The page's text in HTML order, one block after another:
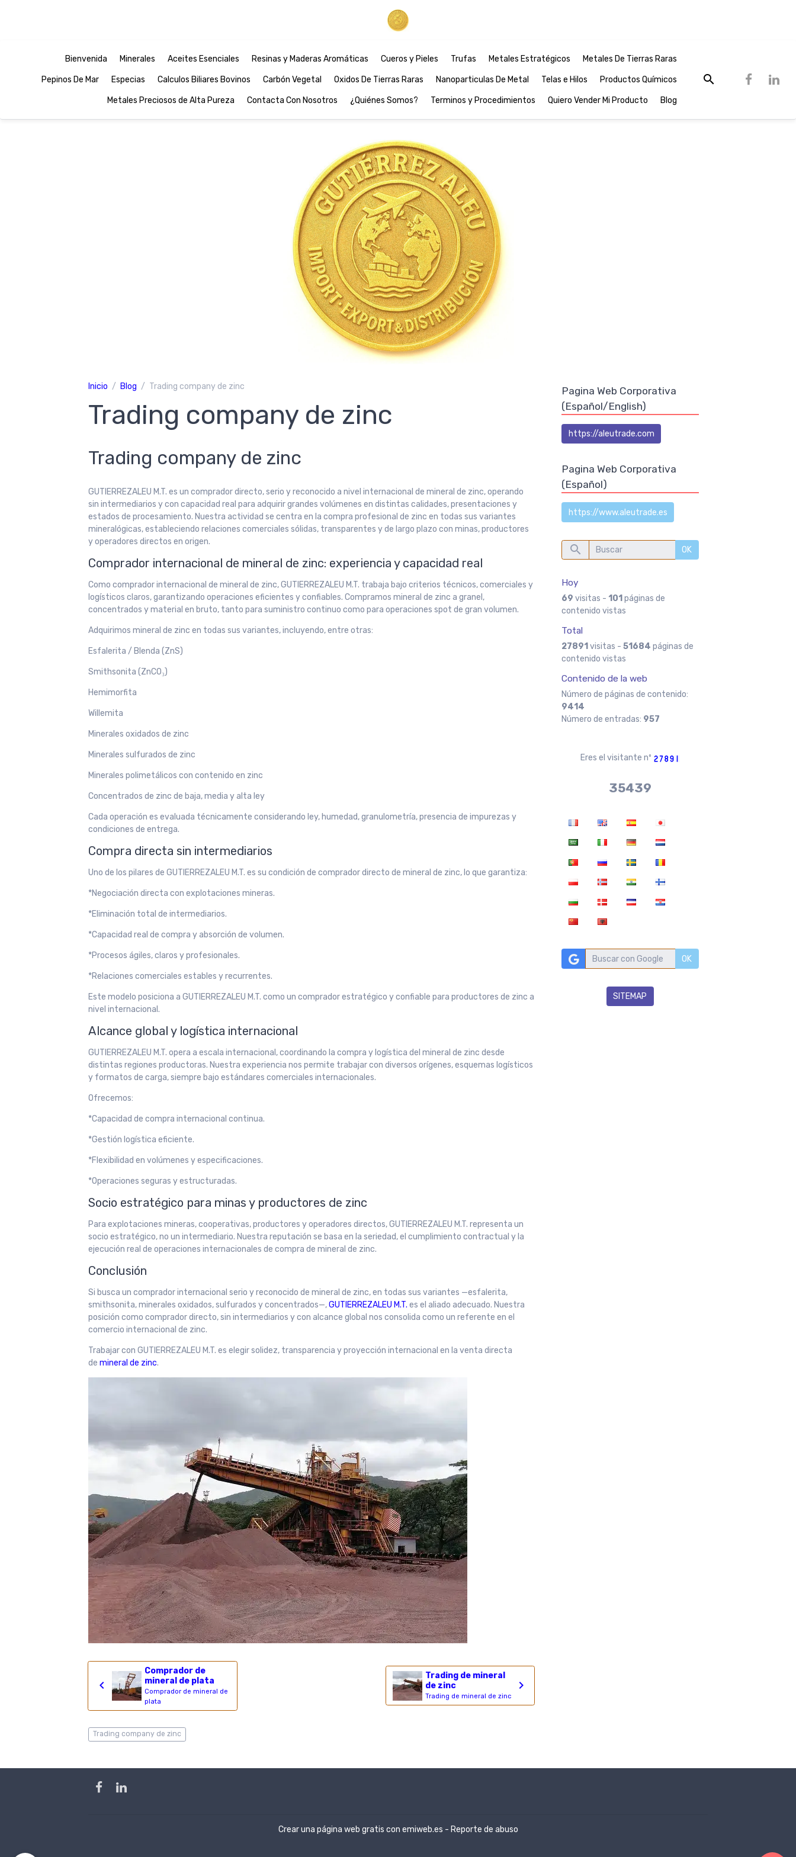
Bienvenida Minerales Aceites Esenciales Resinas y Maderas Aromáticas Cueros y Pieles Trufas Metales Estratégicos Metales De Tierras Raras
Pepinos De Mar Especias Calculos Biliares Bovinos Carbón Vegetal Oxidos De Tierras Raras Nanoparticulas De Metal Telas e Hilos Productos Químicos
Metales Preciosos de Alta Pureza Contacta Con Nosotros ¿Quiénes Somos? Terminos y Procedimientos Quiero Vender Mi Producto Blog
Inicio Blog Trading company de zinc
Trading company de zinc
Trading company de zinc
GUTIERREZALEU M.T. es un comprador directo, serio y reconocido a nivel internacional de mineral de zinc, operando
sin intermediarios y con capacidad real para adquirir grandes volúmenes en distintas calidades, presentaciones y
estados de procesamiento. Nuestra actividad se centra en la compra profesional de zinc en todas sus variantes
mineralógicas, estableciendo relaciones comerciales sólidas, transparentes y de largo plazo con minas, productores
y operadores directos en origen.
Comprador internacional de mineral de zinc: experiencia y capacidad real
Como comprador internacional de mineral de zinc, GUTIERREZALEU M.T. trabaja bajo criterios técnicos, comerciales y
logísticos claros, garantizando operaciones eficientes y confiables. Compramos mineral de zinc a granel,
concentrados y material en bruto, tanto para suministro continuo como para operaciones spot de gran volumen.
Adquirimos mineral de zinc en todas sus variantes, incluyendo, entre otras:
Esfalerita / Blenda (ZnS)
Smithsonita (ZnCO₃)
Hemimorfita
Willemita
Minerales oxidados de zinc
Minerales sulfurados de zinc
Minerales polimetálicos con contenido en zinc
Concentrados de zinc de baja, media y alta ley
Cada operación es evaluada técnicamente considerando ley, humedad, granulometría, presencia de impurezas y
condiciones de entrega.
Compra directa sin intermediarios
Uno de los pilares de GUTIERREZALEU M.T. es su condición de comprador directo de mineral de zinc, lo que garantiza:
*Negociación directa con explotaciones mineras.
*Eliminación total de intermediarios.
*Capacidad real de compra y absorción de volumen.
*Procesos ágiles, claros y profesionales.
*Relaciones comerciales estables y recurrentes.
Este modelo posiciona a GUTIERREZALEU M.T. como un comprador estratégico y confiable para productores de zinc a
nivel internacional.
Alcance global y logística internacional
GUTIERREZALEU M.T. opera a escala internacional, coordinando la compra y logística del mineral de zinc desde
distintas regiones productoras. Nuestra experiencia nos permite trabajar con diversos orígenes, esquemas logísticos
y formatos de carga, siempre bajo estándares comerciales internacionales.
Ofrecemos:
*Capacidad de compra internacional continua.
*Gestión logística eficiente.
*Flexibilidad en volúmenes y especificaciones.
*Operaciones seguras y estructuradas.
Socio estratégico para minas y productores de zinc
Para explotaciones mineras, cooperativas, productores y operadores directos, GUTIERREZALEU M.T. representa un
socio estratégico, no un intermediario. Nuestra reputación se basa en la seriedad, el cumplimiento contractual y la
ejecución real de operaciones internacionales de compra de mineral de zinc.
Conclusión
Si busca un comprador internacional serio y reconocido de mineral de zinc, en todas sus variantes —esfalerita,
smithsonita, minerales oxidados, sulfurados y concentrados—,GUTIERREZALEU M.T. es el aliado adecuado. Nuestra
posición como comprador directo, sin intermediarios y con alcance global nos consolida como un referente en el
comercio internacional de zinc.
Trabajar con GUTIERREZALEU M.T. es elegir solidez, transparencia y proyección internacional en la venta directa
demineral de zinc.
Comprador de
mineral de plata
Comprador de mineral de
plata
Trading de mineral
de zinc
Trading de mineral de zinc
Trading company de zinc
Pagina Web Corporativa
(Español/English)
https://aleutrade.com
Pagina Web Corporativa
(Español)
https://www.aleutrade.es
OK
Hoy
69 visitas - 101páginas de
contenido vistas
Total
27891visitas -51684 páginas de
contenido vistas
Contenido de la web
Número de páginas de contenido:
9414
Número de entradas: 957
Eres el visitante nº
37970
OK
SITEMAP
Crear una página web gratis con emiweb.es - Reporte de abuso